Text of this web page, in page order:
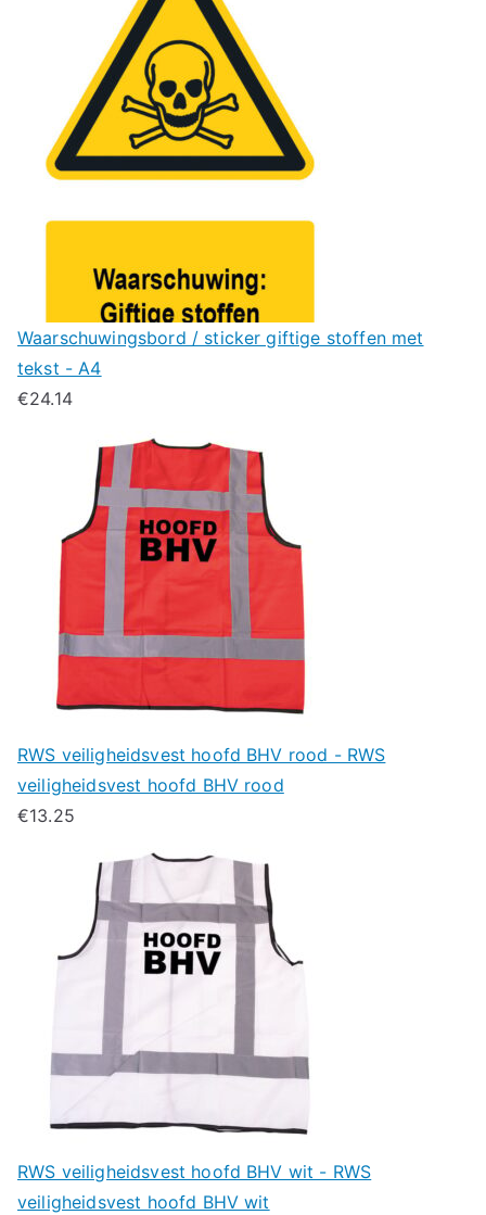
Waarschuwingsbord / sticker giftige stoffen met
tekst - A4
€24.14
RWS veiligheidsvest hoofd BHV rood - RWS
veiligheidsvest hoofd BHV rood
€13.25
RWS veiligheidsvest hoofd BHV wit - RWS
veiligheidsvest hoofd BHV wit